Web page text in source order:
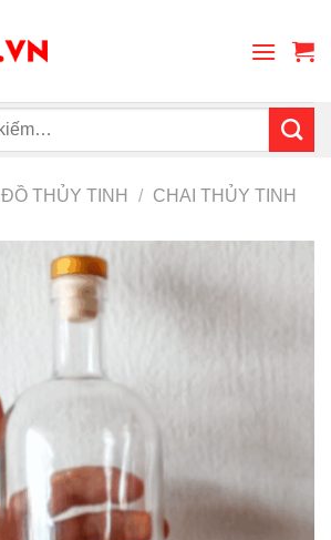
ĐỒ THỦY TINH / CHAI THỦY TINH